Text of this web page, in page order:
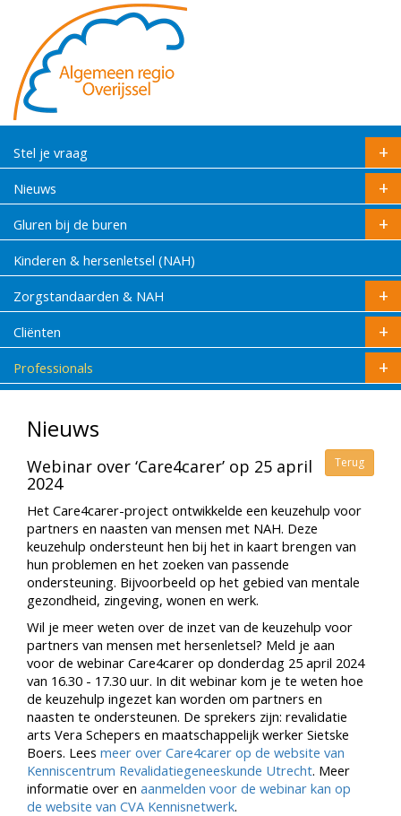
Stel je vraag
Nieuws
Gluren bij de buren
Kinderen & hersenletsel (NAH)
Zorgstandaarden & NAH
Cliënten
Professionals
Nieuws
Terug
Webinar over ‘Care4carer’ op 25 april
2024
Het Care4carer-project ontwikkelde een keuzehulp voor
partners en naasten van mensen met NAH. Deze
keuzehulp ondersteunt hen bij het in kaart brengen van
hun problemen en het zoeken van passende
ondersteuning. Bijvoorbeeld op het gebied van mentale
gezondheid, zingeving, wonen en werk.
Wil je meer weten over de inzet van de keuzehulp voor
partners van mensen met hersenletsel? Meld je aan
voor de webinar Care4carer op donderdag 25 april 2024
van 16.30 - 17.30 uur. In dit webinar kom je te weten hoe
de keuzehulp ingezet kan worden om partners en
naasten te ondersteunen. De sprekers zijn: revalidatie
arts Vera Schepers en maatschappelijk werker Sietske
Boers. Lees meer over Care4carer op de website van
Kenniscentrum Revalidatiegeneeskunde Utrecht. Meer
informatie over en aanmelden voor de webinar kan op
de website van CVA Kennisnetwerk.